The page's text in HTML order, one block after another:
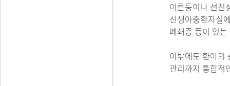
이른둥이나 선천
신생아중환자실
폐쇄증 등이 있
이밖에도 환아의
관리까지 통합적